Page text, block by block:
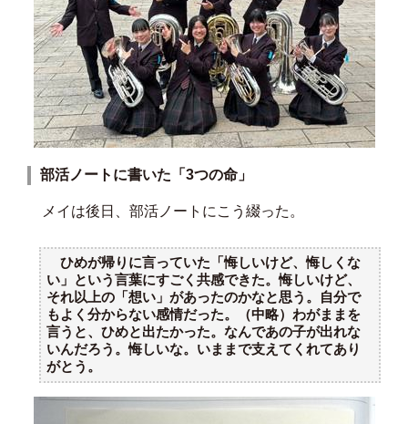
部活ノートに書いた「 3つの命」
メイは後日、部活ノートにこう綴った。
ひめが帰りに言っていた「悔しいけど、悔しくな
い」という言葉にすごく共感できた。悔しいけど、
それ以上の「想い」があったのかなと思う。自分で
もよく分からない感情だった。（中略）わがままを
言うと、ひめと出たかった。なんであの子が出れな
いんだろう。悔しいな。いままで支えてくれてあり
がとう。